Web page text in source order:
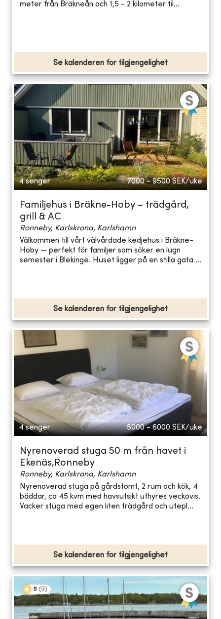
meter från Bräkneån och 1,5 - 2 kilometer til...
Se kalenderen for tilgjengelighet
4 senger 7000 - 9500 SEK/uke
Familjehus i Bräkne-Hoby – trädgård,
grill & AC
Ronneby, Karlskrona, Karlshamn
Välkommen till vårt välvårdade kedjehus i Bräkne-
Hoby — perfekt för familjer som söker en lugn
semester i Blekinge. Huset ligger på en stilla gata ...
Se kalenderen for tilgjengelighet
4 senger 5000 - 6000 SEK/uke
Nyrenoverad stuga 50 m från havet i
Ekenäs,Ronneby
Ronneby, Karlskrona, Karlshamn
Nyrenoverad stuga på gårdstomt, 2 rum och kök, 4
bäddar, ca 45 kvm med havsutsikt uthyres veckovis.
Vacker stuga med egen liten trädgård och utepl...
Se kalenderen for tilgjengelighet
5 (9)